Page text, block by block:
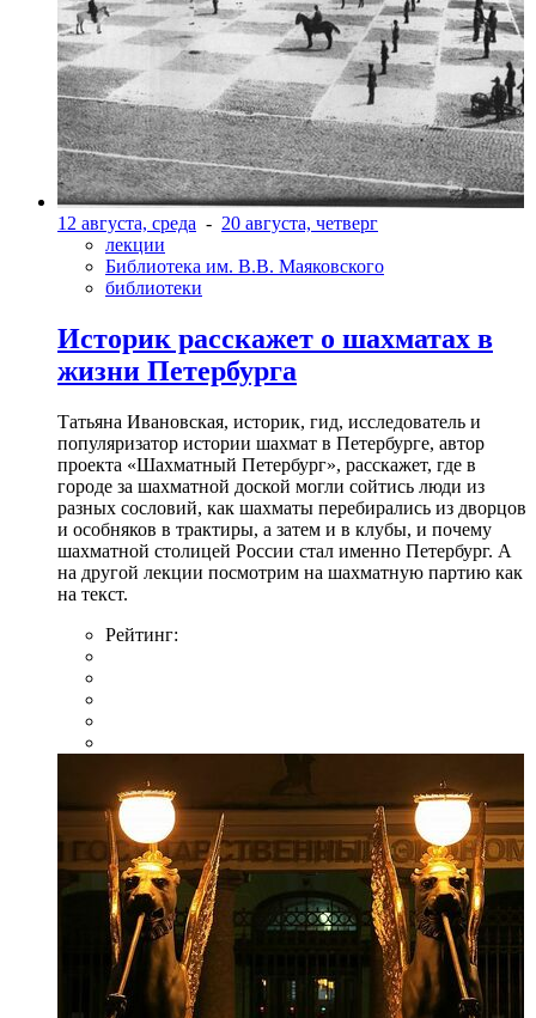
12 августа, среда - 20 августа, четверг
лекции
Библиотека им. В.В. Маяковского
библиотеки
Историк расскажет о шахматах в
жизни Петербурга
Татьяна Ивановская, историк, гид, исследователь и
популяризатор истории шахмат в Петербурге, автор
проекта «Шахматный Петербург», расскажет, где в
городе за шахматной доской могли сойтись люди из
разных сословий, как шахматы перебирались из дворцов
и особняков в трактиры, а затем и в клубы, и почему
шахматной столицей России стал именно Петербург. А
на другой лекции посмотрим на шахматную партию как
на текст.
Рейтинг: